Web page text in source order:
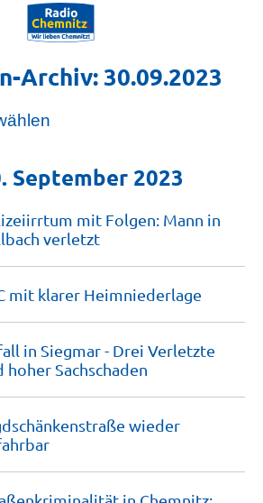
Archiv: 30.09.2023
September 2023
mit Folgen: Mann in
verletzt
mit klarer Heimniederlage
in Siegmar - Drei Verletzte
hoher Sachschaden
wieder